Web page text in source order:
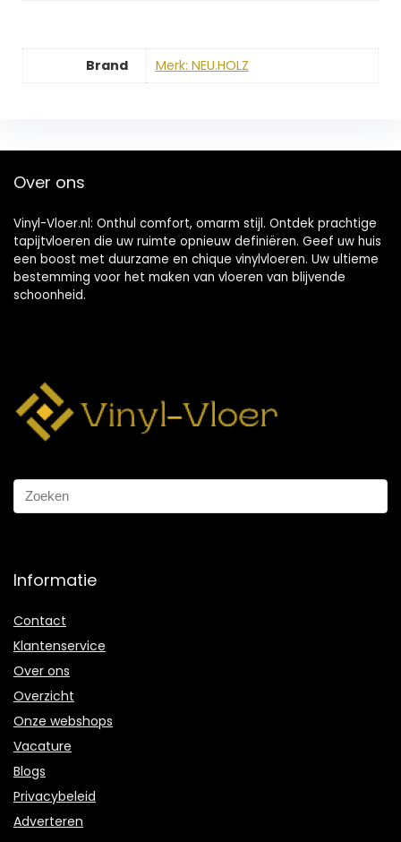
Brand Merk: NEU.HOLZ
Over ons
Vinyl-Vloer.nl: Onthul comfort, omarm stijl. Ontdek prachtige
tapijtvloeren die uw ruimte opnieuw definiëren. Geef uw huis
een boost met duurzame en chique vinylvloeren. Uw ultieme
bestemming voor het maken van vloeren van blijvende
schoonheid.
Informatie
Contact
Klantenservice
Over ons
Overzicht
Onze webshops
Vacature
Blogs
Privacybeleid
Adverteren